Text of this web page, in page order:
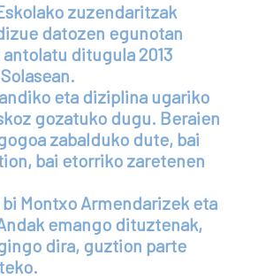
zuzendaritzak
datozen egunotan
ditugula2013
eta diziplina ugariko
gozatuko dugu. Beraien
zabalduko dute, bai
bai etorriko zaretenen
Montxo Armendarizek eta
emango dituztenak,
dira, guztion parte